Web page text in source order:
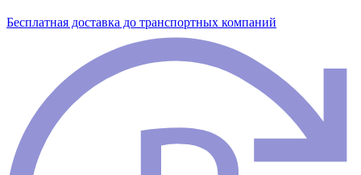
Бесплатная доставка до транспортных компаний